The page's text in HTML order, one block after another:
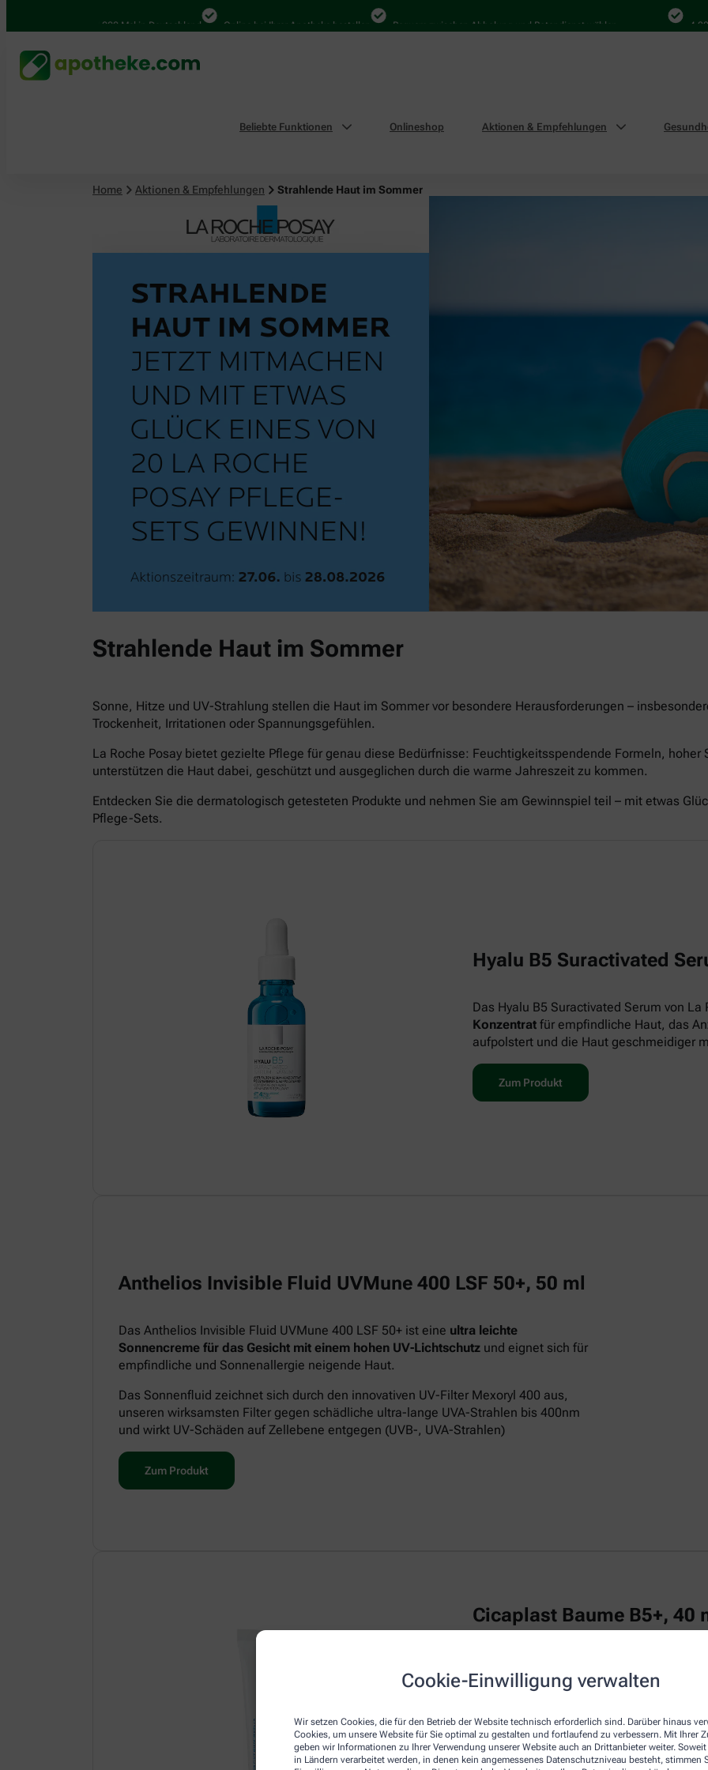
Cookie-Einwilligung verwalten
Wir setzen Cookies, die für den Betrieb der Website technisch erforderlich sind. Darüber hinaus
Cookies, um unsere Website für Sie optimal zu gestalten und fortlaufend zu verbessern. Mit Ihrer
geben wir Informationen zu Ihrer Verwendung unserer Website auch an Drittanbieter weiter. Soweit
in Ländern verarbeitet werden, in denen kein angemessenes Datenschutzniveau besteht, stimmen
4.000 Mal in Deutschland Online bei Ihrer Apotheke bestellen Bequem zwischen Abholung und Botendienst wählen 4.000 Mal
Beliebte Funktionen Onlineshop Aktionen & Empfehlungen
Home Aktionen & Empfehlungen Strahlende Haut im Sommer
Strahlende Haut im Sommer
Sonne, Hitze und UV-Strahlung stellen die Haut im Sommer vor besondere Herausforderungen –
Trockenheit, Irritationen oder Spannungsgefühlen.
La Roche Posay bietet gezielte Pflege für genau diese Bedürfnisse: Feuchtigkeitsspendende Formeln,
unterstützen die Haut dabei, geschützt und ausgeglichen durch die warme Jahreszeit zu kommen.
Entdecken Sie die dermatologisch getesteten Produkte und nehmen Sie am Gewinnspiel teil – mit etwas
Pflege-Sets.
Hyalu B5 Suractivated
Das Hyalu B5 Suractivated Serum von La
Konzentrat für empfindliche Haut, das
aufpolstert und die Haut geschmeidiger
Zum Produkt
Anthelios Invisible Fluid UVMune 400 LSF 50+, 50 ml
Das Anthelios Invisible Fluid UVMune 400 LSF 50+ ist eine ultra leichte
Sonnencreme für das Gesicht mit einem hohen UV-Lichtschutz und eignet sich für
empfindliche und Sonnenallergie neigende Haut.
Das Sonnenfluid zeichnet sich durch den innovativen UV-Filter Mexoryl 400 aus,
unseren wirksamsten Filter gegen schädliche ultra-lange UVA-Strahlen bis 400nm
und wirkt UV-Schäden auf Zellebene entgegen (UVB-, UVA-Strahlen)
Zum Produkt
Cicaplast Baume B5+, 40
La Roche Posay CICAPLAST Baume
irritierte Haut.Das reparierende Balsam
Die Creme zeichnet sich durch eine
empfindliche Haut am Körper, Gesicht
Dexpanthenol bezeichnet, wirkt